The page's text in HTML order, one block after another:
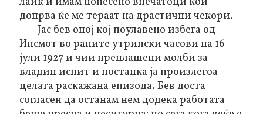
допрва ќе ме тераат на драстични чекори.
Јас бев оној кој поулавено избега од
Инсмот во раните утрински часови на 16
јули 1927 и чии преплашени молби за
владин испит и постапка ја произлегоа
целата раскажана епизода. Бев доста
согласен да останам нем додека работата